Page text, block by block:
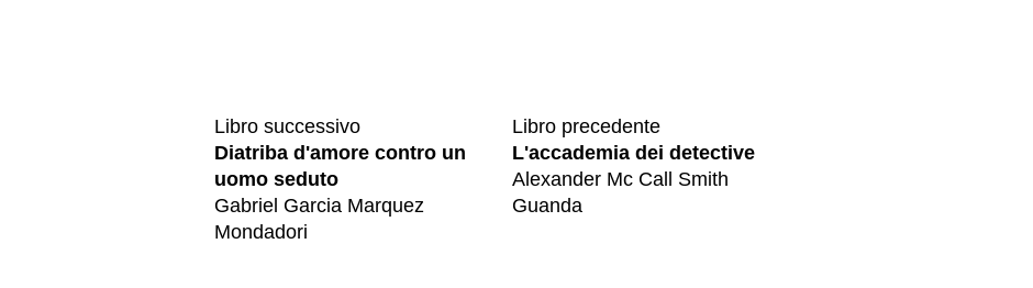
Libro successivo
Diatriba d'amore contro un
uomo seduto
Gabriel Garcia Marquez
Mondadori
Libro precedente
L'accademia dei detective
Alexander Mc Call Smith
Guanda